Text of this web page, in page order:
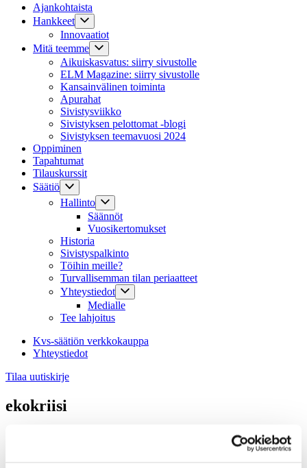
Ajankohtaista
Hankkeet
Innovaatiot
Mitä teemme
Aikuiskasvatus: siirry sivustolle
ELM Magazine: siirry sivustolle
Kansainvälinen toiminta
Apurahat
Sivistysviikko
Sivistyksen pelottomat -blogi
Sivistyksen teemavuosi 2024
Oppiminen
Tapahtumat
Tilauskurssit
Säätiö
Hallinto
Säännöt
Vuosikertomukset
Historia
Sivistyspalkinto
Töihin meille?
Turvallisemman tilan periaatteet
Yhteystiedot
Medialle
Tee lahjoitus
Kvs-säätiön verkkokauppa
Yhteystiedot
Tilaa uutiskirje
ekokriisi